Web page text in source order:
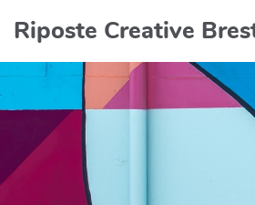
Aller au contenu principal
Riposte Creative